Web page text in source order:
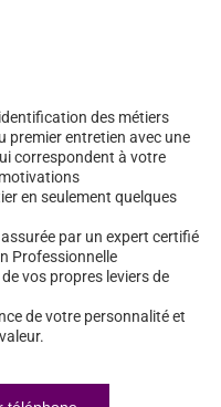
des métiers
premier entretien avec une
correspondent à votre
en seulement quelques
par un expert certifié
Professionnelle
vos propres leviers de
de votre personnalité et